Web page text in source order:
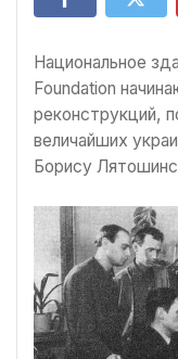
Национальное
Foundation
реконструкций,
величайших
Борису